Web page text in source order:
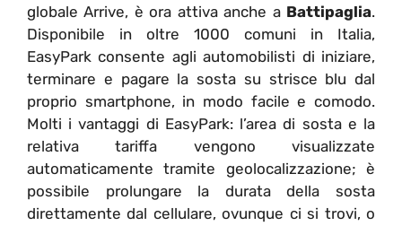
globale Arrive, è ora attiva anche a Battipaglia.
Disponibile in oltre 1000 comuni in Italia,
EasyPark consente agli automobilisti di iniziare,
terminare e pagare la sosta su strisce blu dal
proprio smartphone, in modo facile e comodo.
Molti i vantaggi di EasyPark: l’area di sosta e la
relativa tariffa vengono visualizzate
automaticamente tramite geolocalizzazione; è
possibile prolungare la durata della sosta
direttamente dal cellulare, ovunque ci si trovi, o